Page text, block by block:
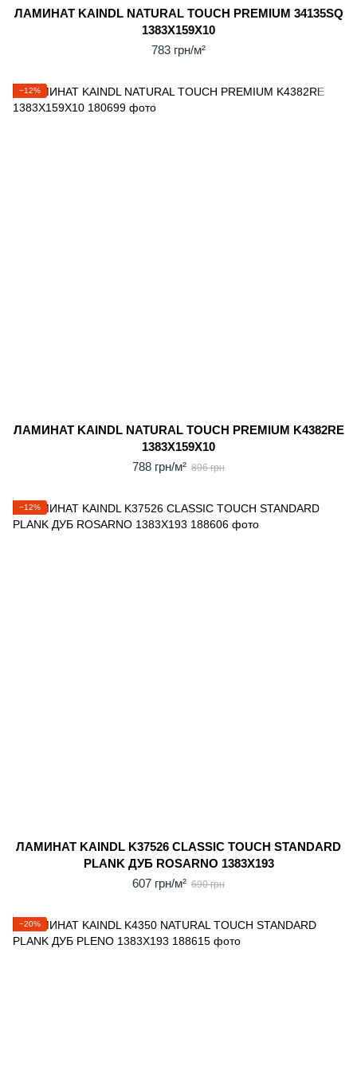
ЛАМИНАТ KAINDL NATURAL TOUCH PREMIUM 34135SQ
1383X159X10
783 грн/м²
−12%
ЛАМИНАТ KAINDL NATURAL TOUCH PREMIUM K4382RE
1383X159X10
788 грн/м² 896 грн
−12%
ЛАМИНАТ KAINDL K37526 CLASSIC TOUCH STANDARD
PLANK ДУБ ROSARNO 1383X193
607 грн/м² 690 грн
−20%